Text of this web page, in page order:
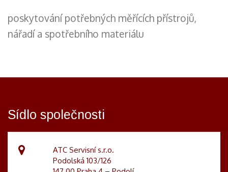
poskytování potřebných měřících přístrojů,
nářadí a spotřebního materiálu
Sídlo společnosti
ATC Servisní s.r.o.
Podolská 103/126